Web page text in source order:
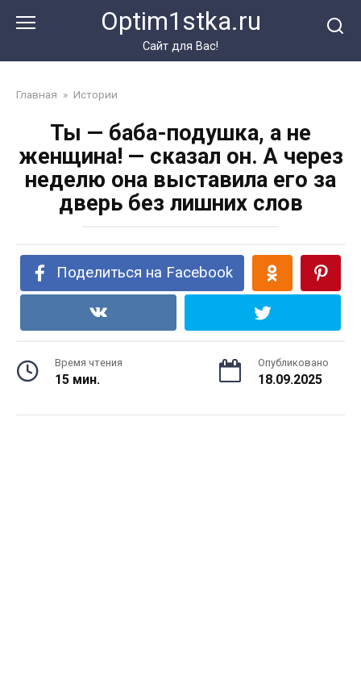
Optim1stka.ru
Сайт для Вас!
Главная » Истории
Ты — баба-подушка, а не
женщина! — сказал он. А через
неделю она выставила его за
дверь без лишних слов
Поделиться на Facebook
Время чтения
15 мин.
Опубликовано
18.09.2025